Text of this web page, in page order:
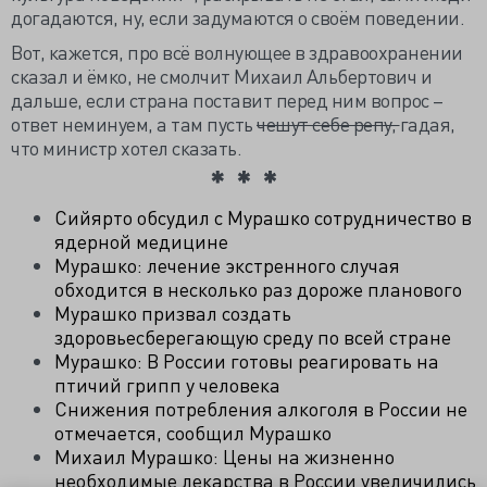
догадаются, ну, если задумаются о своём поведении.
Вот, кажется, про всё волнующее в здравоохранении
сказал и ёмко, не смолчит Михаил Альбертович и
дальше, если страна поставит перед ним вопрос –
ответ неминуем, а там пустьчешут себе репу,гадая,
что министр хотел сказать.
Сийярто обсудил с Мурашко сотрудничество в
ядерной медицине
Мурашко: лечение экстренного случая
обходится в несколько раз дороже планового
Мурашко призвал создать
здоровьесберегающую среду по всей стране
Мурашко: В России готовы реагировать на
птичий грипп у человека
Снижения потребления алкоголя в России не
отмечается, сообщил Мурашко
Михаил Мурашко: Цены на жизненно
необходимые лекарства в России увеличились